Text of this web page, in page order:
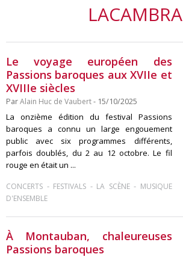
LACAMBRA
Le voyage européen des
Passions baroques aux XVIIe et
XVIIIe siècles
ParAlain Huc de Vaubert- 15/10/2025
La onzième édition du festival Passions
baroques a connu un large engouement
public avec six programmes différents,
parfois doublés, du 2 au 12 octobre. Le fil
rouge en était un ...
CONCERTS - FESTIVALS - LA SCÈNE- MUSIQUE
D'ENSEMBLE
À Montauban, chaleureuses
Passions baroques